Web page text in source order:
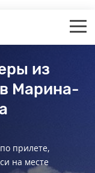
из
Марина-
прилете,
на месте